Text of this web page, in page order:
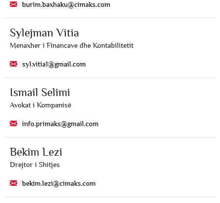
burim.baxhaku@cimaks.com
Sylejman Vitia
Menaxher i Financave dhe Kontabilitetit
syl.vitia1@gmail.com
Ismail Selimi
Avokat i Kompanisë
info.primaks@gmail.com
Bekim Lezi
Drejtor i Shitjes
bekim.lezi@cimaks.com